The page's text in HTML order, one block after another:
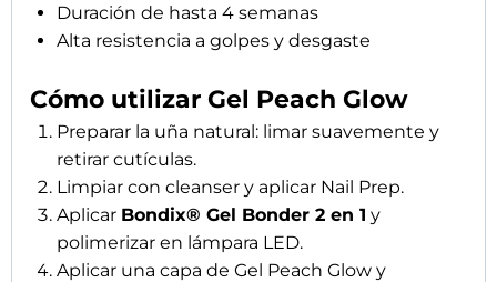
Duración de hasta 4 semanas
Alta resistencia a golpes y desgaste
Cómo utilizar Gel Peach Glow
Preparar la uña natural: limar suavemente y
retirar cutículas.
Limpiar con cleanser y aplicar Nail Prep.
Aplicar Bondix® Gel Bonder 2 en 1 y
polimerizar en lámpara LED.
Aplicar una capa de Gel Peach Glow y